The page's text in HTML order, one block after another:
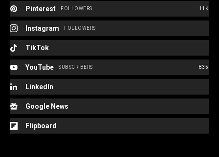
Pinterest 11K
FOLLOWERS
Instagram FOLLOWERS
TikTok
YouTube 835
SUBSCRIBERS
LinkedIn
Google News
Flipboard